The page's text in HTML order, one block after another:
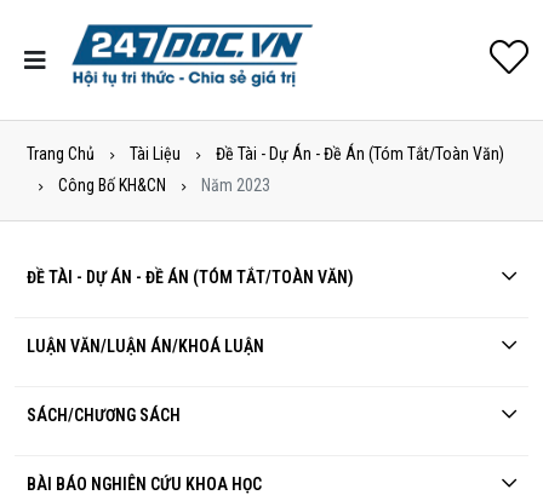
Trang Chủ Tài Liệu
Đề Tài - Dự Án - Đề Án (tóm Tắt/toàn Văn)
Công Bố KH&CN
Năm 2023
ĐỀ TÀI - DỰ ÁN - ĐỀ ÁN (TÓM TẮT/TOÀN VĂN)
LUẬN VĂN/LUẬN ÁN/KHOÁ LUẬN
SÁCH/CHƯƠNG SÁCH
BÀI BÁO NGHIÊN CỨU KHOA HỌC